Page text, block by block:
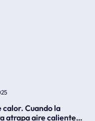
calor. Cuando la
atrapa aire caliente